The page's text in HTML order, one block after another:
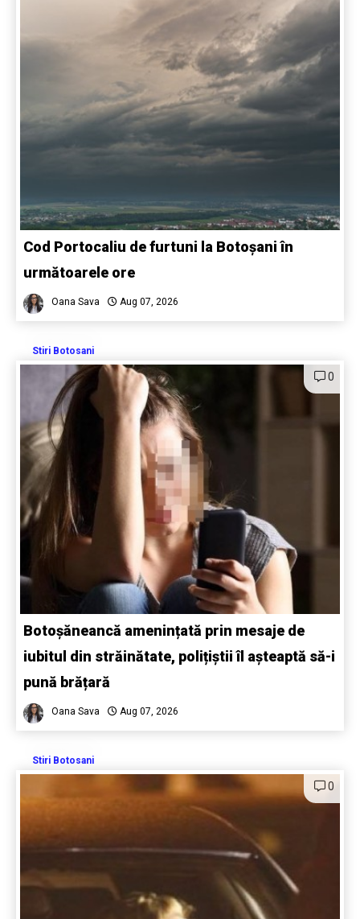
Cod Portocaliu de furtuni la Botoșani în
următoarele ore
Oana Sava Aug 07, 2026
Stiri Botosani
0
Botoșăneancă amenințată prin mesaje de
iubitul din străinătate, polițiștii îl așteaptă să-i
pună brățară
Oana Sava Aug 07, 2026
Stiri Botosani
0